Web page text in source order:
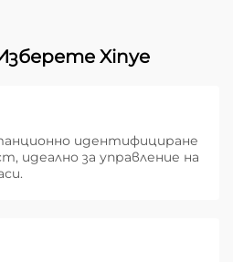
Xinye
идентифициране
идеално за управление на